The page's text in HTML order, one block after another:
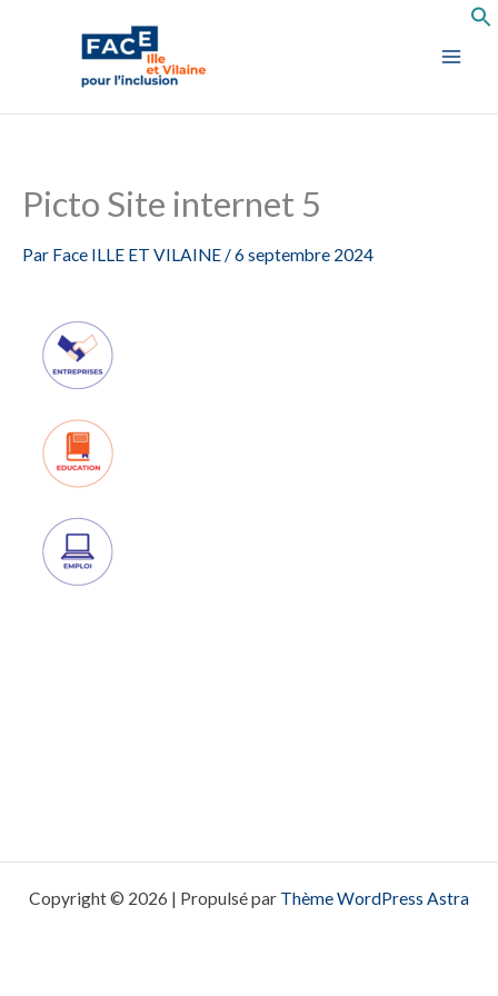
Picto Site internet 5
Par Face ILLE ET VILAINE /6 septembre 2024
Copyright © 2026 | Propulsé par Thème WordPress Astra